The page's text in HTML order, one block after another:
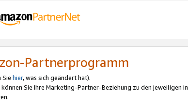
Partnerprogramm
Sie hier, was sich geändert hat).
können Sie Ihre Marketing-Partner-Beziehung zu den jeweiligen in